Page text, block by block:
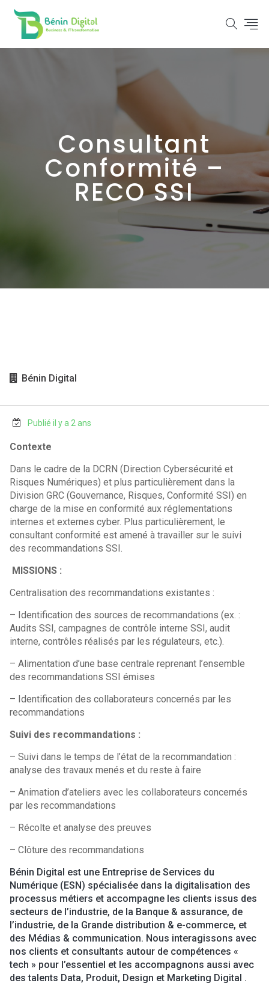
Consultant
Conformité –
RECO SSI
Bénin Digital
Publié il y a 2 ans
Contexte
Dans le cadre de la DCRN (Direction Cybersécurité et
Risques Numériques) et plus particulièrement dans la
Division GRC (Gouvernance, Risques, Conformité SSI) en
charge de la mise en conformité aux réglementations
internes et externes cyber. Plus particulièrement, le
consultant conformité est amené à travailler sur le suivi
des recommandations SSI.
MISSIONS :
Centralisation des recommandations existantes :
– Identification des sources de recommandations (ex. :
Audits SSI, campagnes de contrôle interne SSI, audit
interne, contrôles réalisés par les régulateurs, etc.).
– Alimentation d’une base centrale reprenant l’ensemble
des recommandations SSI émises
– Identification des collaborateurs concernés par les
recommandations
Suivi des recommandations :
– Suivi dans le temps de l’état de la recommandation :
analyse des travaux menés et du reste à faire
– Animation d’ateliers avec les collaborateurs concernés
par les recommandations
– Récolte et analyse des preuves
– Clôture des recommandations
Bénin Digital est une Entreprise de Services du
Numérique (ESN) spécialisée dans la digitalisation des
processus métiers et accompagne les clients issus des
secteurs de l’industrie, de la Banque & assurance, de
l’industrie, de la Grande distribution & e-commerce, et
des Médias & communication. Nous interagissons avec
nos clients et consultants autour de compétences «
tech » pour l’essentiel et les accompagnons aussi avec
des talents Data, Produit, Design et Marketing Digital .